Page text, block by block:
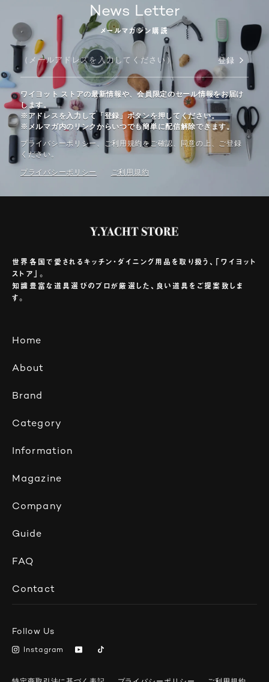
News Letter
メールマガジン購読
登録
ワイヨット ストアの最新情報や、会員限定のセール情報をお届け
します。
※アドレスを入力して「登録」ボタンを押してください。
※メルマガ内のリンクからいつでも簡単に配信解除できます。
プライバシーポリシー、ご利⽤規約をご確認、同意の上、ご登録
ください。
プライバシーポリシー ご利⽤規約
世界各国で愛されるキッチン・ダイニング用品を取り扱う、「ワイヨット
ストア」。
知識豊富な道具選びのプロが厳選した、良い道具をご提案致しま
す。
Home
Brand
Information
Company
FAQ
About
Category
Magazine
Guide
Contact
Follow Us
Instagram